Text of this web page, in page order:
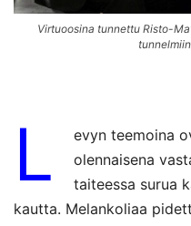
Virtuoosina tunnettu Risto-
L
evyn teemoina
olennaisena
taiteessa surua
kautta. Melankoliaa